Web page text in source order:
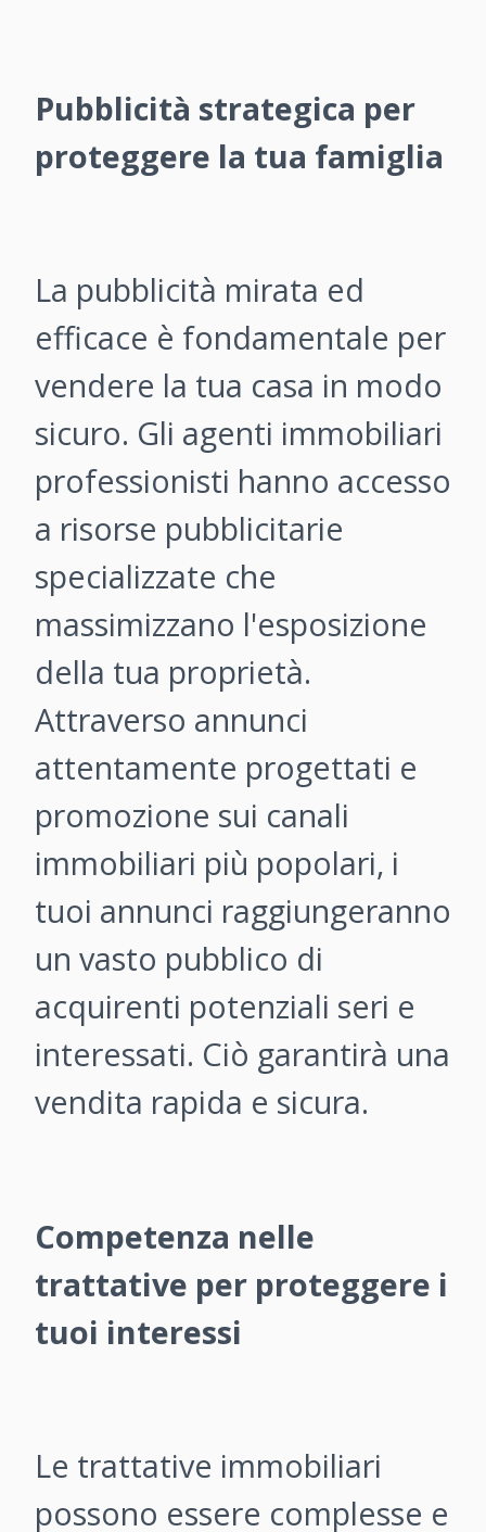
Pubblicità strategica per
proteggere la tua famiglia
La pubblicità mirata ed
efficace è fondamentale per
vendere la tua casa in modo
sicuro. Gli agenti immobiliari
professionisti hanno accesso
a risorse pubblicitarie
specializzate che
massimizzano l'esposizione
della tua proprietà.
Attraverso annunci
attentamente progettati e
promozione sui canali
immobiliari più popolari, i
tuoi annunci raggiungeranno
un vasto pubblico di
acquirenti potenziali seri e
interessati. Ciò garantirà una
vendita rapida e sicura.
Competenza nelle
trattative per proteggere i
tuoi interessi
Le trattative immobiliari
possono essere complesse e